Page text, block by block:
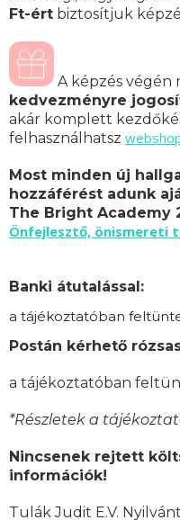
Ft-ért biztosítjuk
A képzés
kedvezményre
akár komplett
felhasználhatsz
Most minden új
hozzáférést adunk
The Bright Academy
Önfejlesztő, önismereti
Banki átutalással:
a tájékoztatóban
Postán kérhető
a tájékoztatóban
*Részletek a
Nincsenek rejtett
információk!
Tulák Judit E.V.